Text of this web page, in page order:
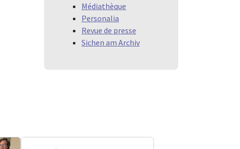
Médiathèque
Personalia
Revue de presse
Sichen am Archiv